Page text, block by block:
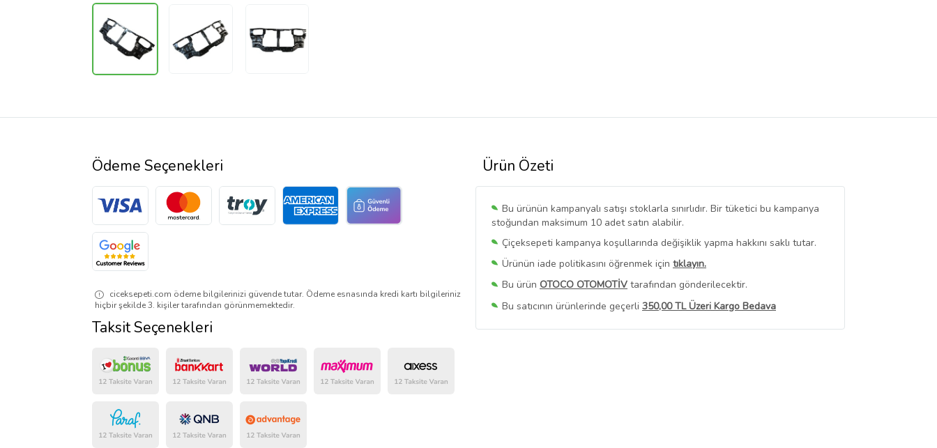
Ürün Özeti
Bu ürünün kampanyalı satışı stoklarla sınırlıdır. Bir tüketici bu kampanya
stoğundan maksimum 10 adet satın alabilir.
Çiçeksepeti kampanya koşullarında değişiklik yapma hakkını saklı tutar.
Ürünün iade politikasını öğrenmek için tıklayın.
Bu ürün OTOCO OTOMOTİV tarafından gönderilecektir.
Bu satıcının ürünlerinde geçerli 350,00 TL Üzeri Kargo Bedava
Bu SatıcınınTüm Ürünlerini Görüntüle
Ödeme Seçenekleri
ciceksepeti.com ödeme bilgilerinizi güvende tutar. Ödeme esnasında kredi kartı bilgileriniz
hiçbir şekilde 3. kişiler tarafından görünmemektedir.
Taksit Seçenekleri